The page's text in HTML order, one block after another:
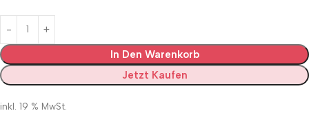
In Den Warenkorb
Jetzt Kaufen
inkl. 19 % MwSt.